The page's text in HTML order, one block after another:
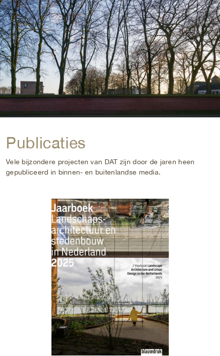
Publicaties
Vele bijzondere projecten van DAT zijn door de jaren heen
gepubliceerd in binnen- en buitenlandse media.